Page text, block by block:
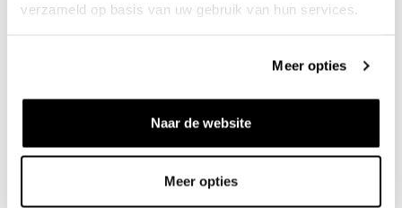
verzameld op basis van uw gebruik van hun services.
Meer opties
Naar de website
Meer opties
Produits similaires